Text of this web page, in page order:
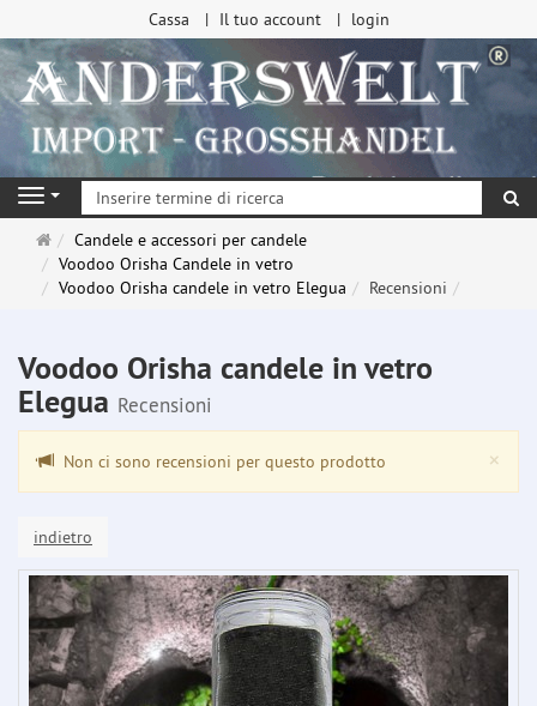
Cassa Il tuo account login
Navigation
Pagina
principale
Candele e accessori per candele
Voodoo Orisha Candele in vetro
Voodoo Orisha candele in vetro Elegua
Recensioni
Voodoo Orisha candele in vetro
Elegua Recensioni
×
Non ci sono recensioni per questo prodotto
indietro